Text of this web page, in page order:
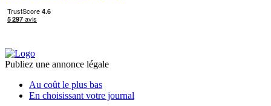
Publiez une annonce légale
Au coût le plus bas
En choisissant votre journal